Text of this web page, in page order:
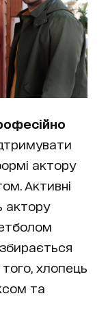
актору
Активні
актору
хлопець
та